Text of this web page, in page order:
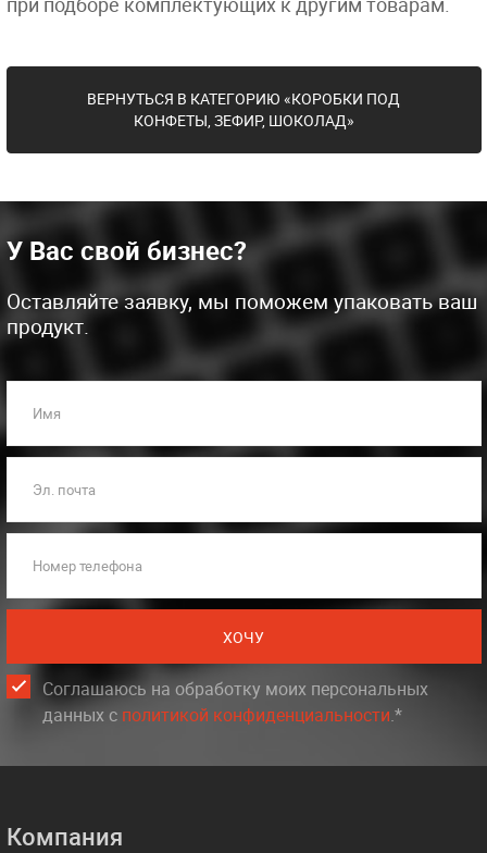
ВЕРНУТЬСЯ В КАТЕГОРИЮ «КОРОБКИ ПОД
КОНФЕТЫ, ЗЕФИР, ШОКОЛАД»
У Вас свой бизнес?
Оставляйте заявку, мы поможем упаковать ваш
продукт.
Имя
Эл. почта
Номер телефона
ХОЧУ
Соглашаюсь на обработку моих персональных
данных c политикой конфиденциальности.*
Компания